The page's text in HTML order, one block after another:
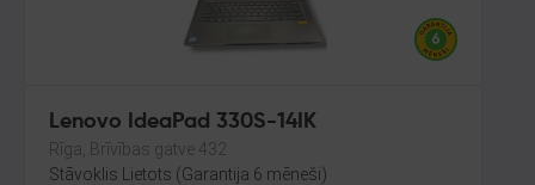
Lenovo IdeaPad 330S-14IK
Rīga, Brīvības gatve 432
Stāvoklis Lietots (Garantija 6 mēneši)